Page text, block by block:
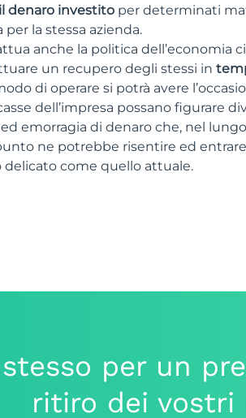
denaro investito per determinati
la stessa azienda.
anche la politica dell’economia
un recupero degli stessi in
di operare si potrà avere
dell’impresa possano figurare
emorragia di denaro che, nel
ne potrebbe risentire ed
come quello attuale.
per un
ritiro dei